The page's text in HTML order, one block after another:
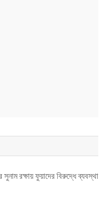
সুনাম রক্ষায় ফুয়াদের বিরুদ্ধে ব্যবস্থা